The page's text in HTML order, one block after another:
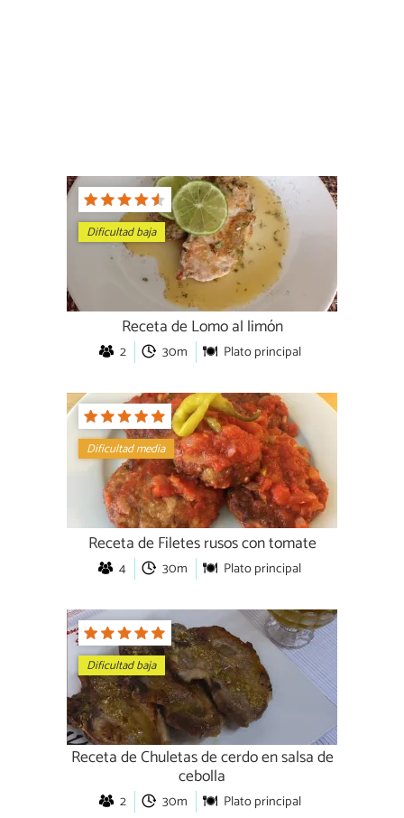
Dificultad baja
Receta de Lomo al limón
2 30m Plato principal
Dificultad media
Receta de Filetes rusos con tomate
4 30m Plato principal
Dificultad baja
Receta de Chuletas de cerdo en salsa de
cebolla
2 30m Plato principal